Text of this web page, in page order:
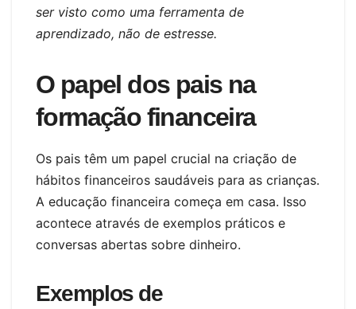
ser visto como uma ferramenta de
aprendizado, não de estresse.
O papel dos pais na
formação financeira
Os pais têm um papel crucial na criação de
hábitos financeiros saudáveis para as crianças.
A educação financeira começa em casa. Isso
acontece através de exemplos práticos e
conversas abertas sobre dinheiro.
Exemplos de